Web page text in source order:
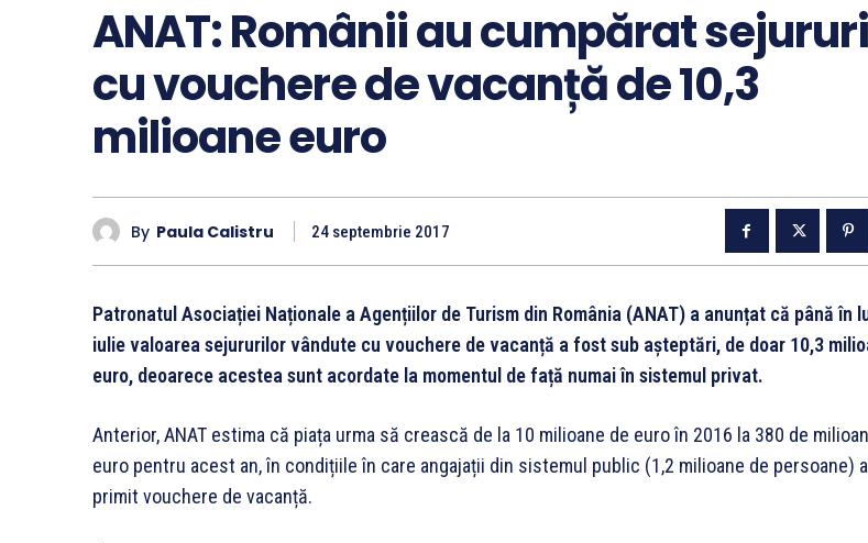
ANAT: Românii au cumpărat sejururi
cu vouchere de vacanță de 10,3
milioane euro
By Paula Calistru 24 septembrie 2017
Patronatul Asociației Naționale a Agențiilor de Turism din România (ANAT) a anunțat că până în
iulie valoarea sejururilor vândute cu vouchere de vacanță a fost sub așteptări, de doar 10,3
euro, deoarece acestea sunt acordate la momentul de față numai în sistemul privat.
Anterior, ANAT estima că piața urma să crească de la 10 milioane de euro în 2016 la 380 de
euro pentru acest an, în condițiile în care angajații din sistemul public (1,2 milioane de persoane)
primit vouchere de vacanță.